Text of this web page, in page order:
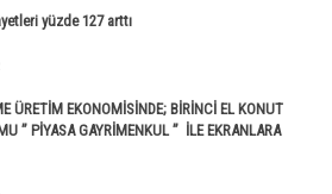
yüzde 127 arttı
ÜRETİM EKONOMİSİNDE; BİRİNCİ EL KONUT
” PİYASA GAYRİMENKUL ” İLE EKRANLARA